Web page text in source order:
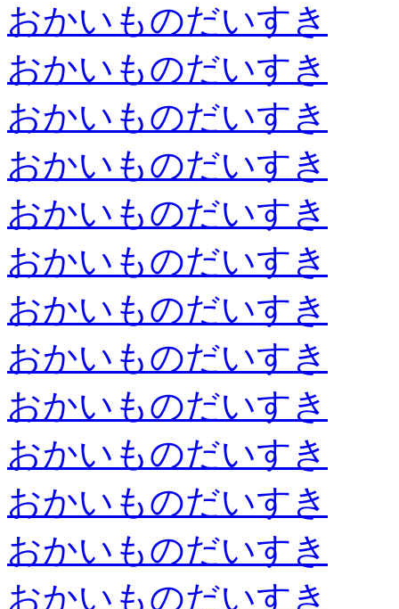
おかいものだいすき
おかいものだいすき
おかいものだいすき
おかいものだいすき
おかいものだいすき
おかいものだいすき
おかいものだいすき
おかいものだいすき
おかいものだいすき
おかいものだいすき
おかいものだいすき
おかいものだいすき
おかいものだいすき